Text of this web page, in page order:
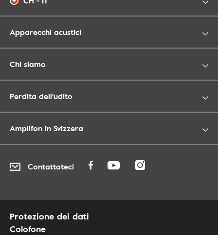
Apparecchi acustici
Chi siamo
Perdita dell'udito
Amplifon in Svizzera
Contattateci
Protezione dei dati
Colofone